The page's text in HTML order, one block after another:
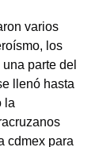
varios
los
parte del
llenó hasta
la
cdmex para